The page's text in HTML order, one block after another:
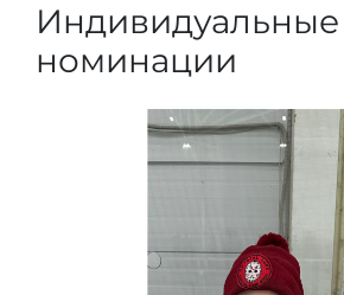
Индивидуальные
номинации